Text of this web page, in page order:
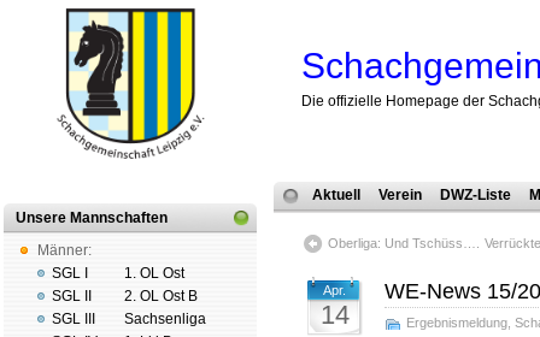
Die offizielle Homepage der
Unsere Mannschaften
Männer:
SGL I
SGL II
SGL III
1. OL Ost
2. OL Ost B
Sachsenliga
Aktuell Verein DWZ-Liste
Oberliga: Und Tschüss….
Apr.
14
WE-News 15/
Ergebnismeldung